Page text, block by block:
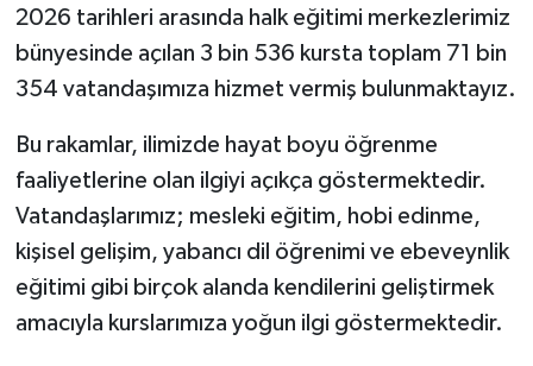
2026 tarihleri arasında halk eğitimi merkezlerimiz
bünyesinde açılan 3 bin 536 kursta toplam 71 bin
354 vatandaşımıza hizmet vermiş bulunmaktayız.
Bu rakamlar, ilimizde hayat boyu öğrenme
faaliyetlerine olan ilgiyi açıkça göstermektedir.
Vatandaşlarımız; mesleki eğitim, hobi edinme,
kişisel gelişim, yabancı dil öğrenimi ve ebeveynlik
eğitimi gibi birçok alanda kendilerini geliştirmek
amacıyla kurslarımıza yoğun ilgi göstermektedir.